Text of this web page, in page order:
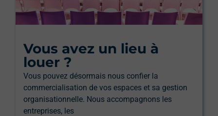
Vous avez un lieu à
louer ?
Vous pouvez désormais nous confier la
commercialisation de vos espaces et sa gestion
organisationnelle. Nous accompagnons les
entreprises, les